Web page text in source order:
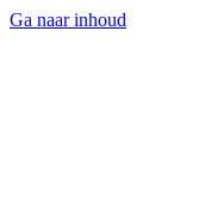
Ga naar inhoud